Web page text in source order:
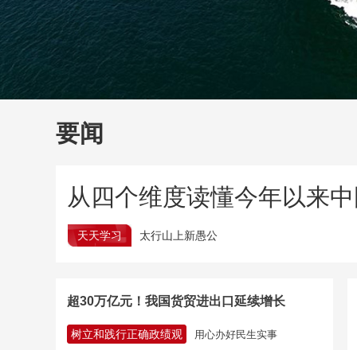
要闻
从四个维度读懂今年以来
天天学习 太行山上新愚公
超30万亿元！我国货贸进出口延续增长
树立和践行正确政绩观 用心办好民生实事